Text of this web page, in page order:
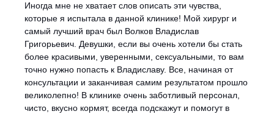
Иногда мне не хватает слов описать эти чувства,
которые я испытала в данной клинике! Мой хирург и
самый лучший врач был Волков Владислав
Григорьевич. Девушки, если вы очень хотели бы стать
более красивыми, уверенными, сексуальными, то вам
точно нужно попасть к Владиславу. Все, начиная от
консультации и заканчивая самим результатом прошло
великолепно! В клинике очень заботливый персонал,
чисто, вкусно кормят, всегда подскажут и помогут в